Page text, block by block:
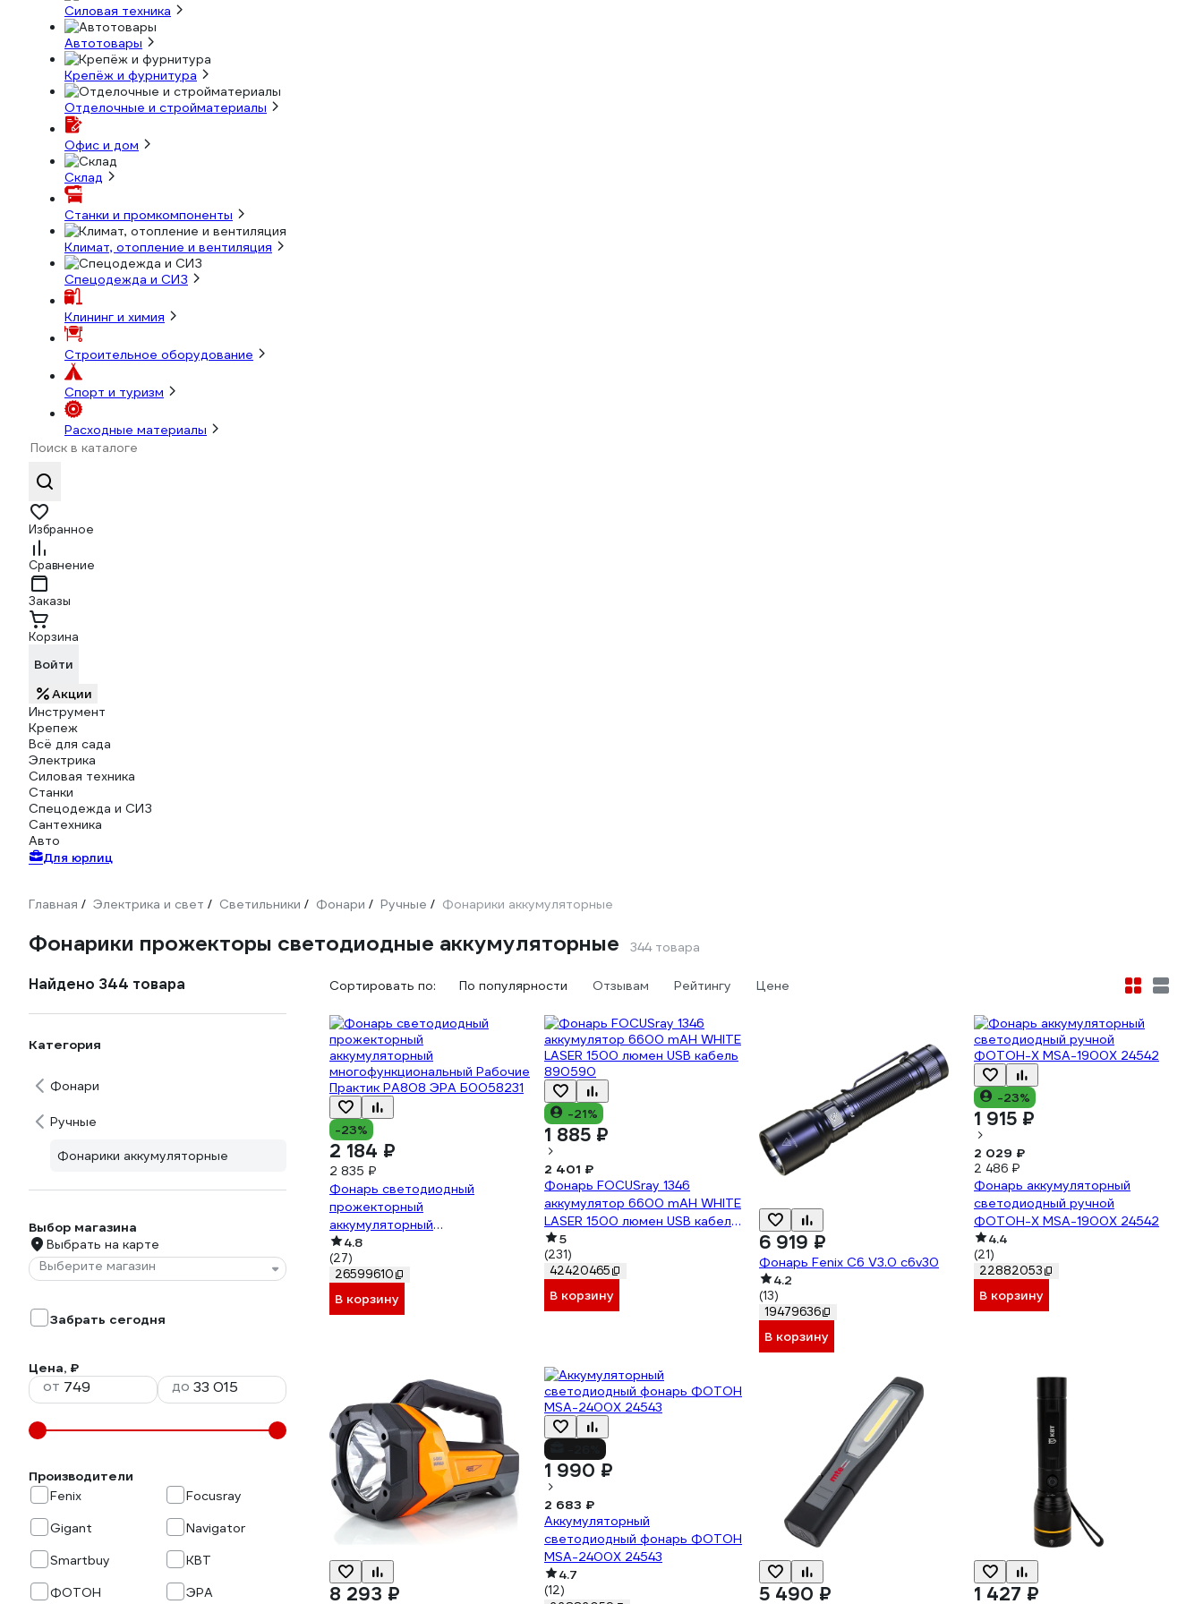
Силовая техника
Автотовары
Крепёж и фурнитура
Отделочные и стройматериалы
Офис и дом
Склад
Станки и промкомпоненты
Климат, отопление и вентиляция
Спецодежда и СИЗ
Клининг и химия
Строительное оборудование
Спорт и туризм
Расходные материалы
Избранное
Сравнение
Заказы
Корзина
Войти
Акции
Инструмент
Крепеж
Всё для сада
Электрика
Силовая техника
Станки
Спецодежда и СИЗ
Сантехника
Авто
Для юрлиц
Главная / Электрика и свет / Светильники / Фонари / Ручные / Фонарики аккумуляторные
Фонарики прожекторы светодиодные аккумуляторные 344 товара
Найдено 344 товара
Категория
Фонари
Ручные
Фонарики аккумуляторные
Выбор магазина
Выбрать на карте
Выберите магазин
Забрать сегодня
Цена, ₽
от до
Производители
Fenix
Focusray
Gigant
Navigator
Smartbuy
КВТ
ФОТОН
ЭРА
Сортировать по: По популярности Отзывам Рейтингу Цене
-23%
2 184 ₽
2 835 ₽
Фонарь светодиодный
прожекторный
аккумуляторный
многофункциональный Рабочие
Практик PA808 ЭРА Б0058231
4.8
(27)
26599610
В корзину
-21%
1 885 ₽
2 401 ₽
Фонарь FOCUSray 1346
аккумулятор 6600 mAH WHITE
LASER 1500 люмен USB кабель
890590
5
(231)
42420465
В корзину
6 919 ₽
Фонарь Fenix C6 V3.0 c6v30
4.2
(13)
19479636
В корзину
-23%
1 915 ₽
2 029 ₽
2 486 ₽
Фонарь аккумуляторный
светодиодный ручной
ФОТОН-Х MSA-1900X 24542
4.4
(21)
22882053
В корзину
8 293 ₽
1 990 ₽
2 683 ₽
Аккумуляторный
светодиодный фонарь ФОТОН
MSA-2400X 24543
4.7
(12)
5 490 ₽ 1 427 ₽